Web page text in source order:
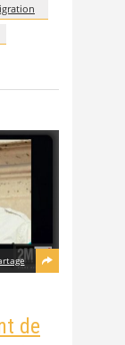
de